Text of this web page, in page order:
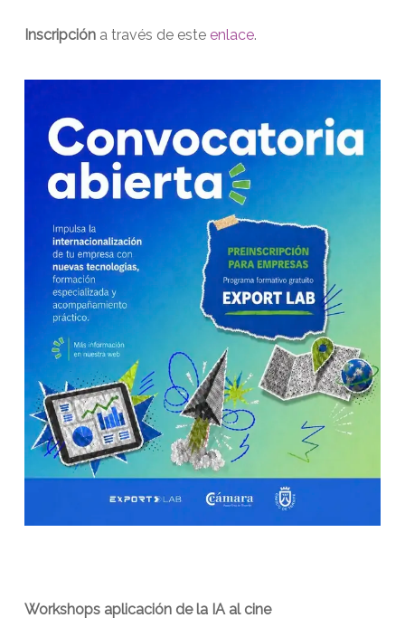
Inscripción a través de este enlace.
Workshops aplicación de la IA al cine